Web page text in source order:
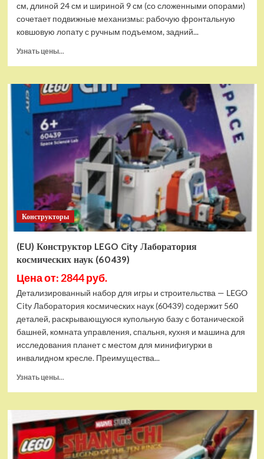
см, длиной 24 см и шириной 9 см (со сложенными опорами)
сочетает подвижные механизмы: рабочую фронтальную
ковшовую лопату с ручным подъемом, задний...
Узнать цены...
(EU)
Конструктор
LEGO
Technic
Экскаватор-
погрузчик
(42197)
Конструкторы
(EU) Конструктор LEGO City Лаборатория
космических наук (60439)
Цена от: 2844 руб.
Детализированный набор для игры и строительства — LEGO
City Лаборатория космических наук (60439) содержит 560
деталей, раскрывающуюся купольную базу с ботанической
башней, комната управления, спальня, кухня и машина для
исследования планет с местом для минифигурки в
инвалидном кресле. Преимущества...
Узнать цены...
(EU)
Конструктор
LEGO
City
Лаборатория